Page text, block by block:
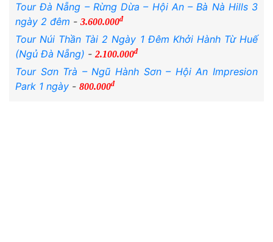
Tour Đà Nẵng – Rừng Dừa – Hội An – Bà Nà Hills 3
ngày 2 đêm - 3.600.000đ
Tour Núi Thần Tài 2 Ngày 1 Đêm Khởi Hành Từ Huế
(Ngủ Đà Nẵng) -2.100.000đ
Tour Sơn Trà – Ngũ Hành Sơn – Hội An Impresion
Park 1 ngày - 800.000đ